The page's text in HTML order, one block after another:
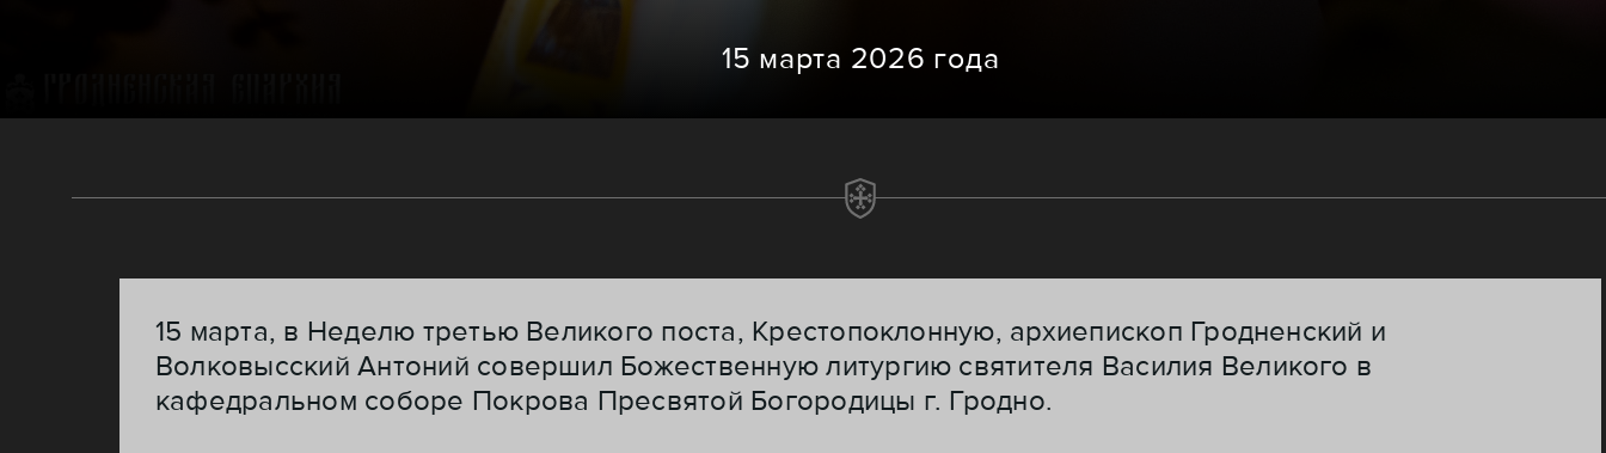
15 марта 2026 года
15 марта, в Неделю третью Великого поста, Крестопоклонную, архиепископ Гродненский и
Волковысский Антоний совершил Божественную литургию святителя Василия Великого в
кафедральном соборе Покрова Пресвятой Богородицы г. Гродно.